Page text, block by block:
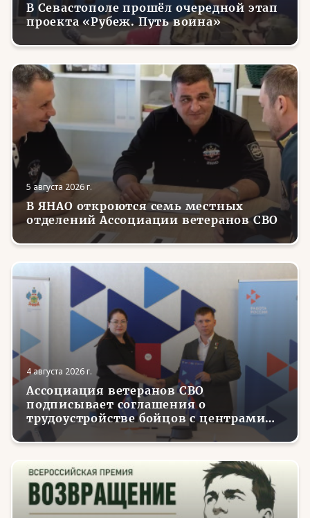
В Севастополе прошёл очередной этап
проекта «Рубеж. Путь воина»
5 августа 2026 г.
В ЯНАО откроются семь местных
отделений Ассоциации ветеранов СВО
4 августа 2026 г.
Ассоциация ветеранов СВО
подписывает соглашения о
трудоустройстве бойцов с центрами
занятости в регионах России